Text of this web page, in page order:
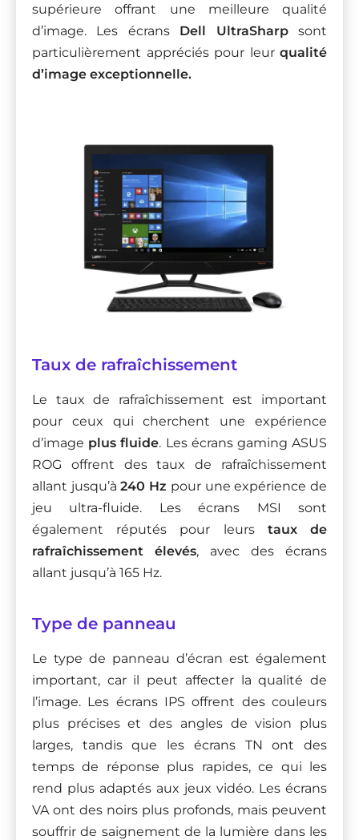
supérieure offrant une meilleure qualité
d’image. Les écrans Dell UltraSharpsont
particulièrement appréciés pour leur qualité
d’image exceptionnelle.
Taux de rafraîchissement
Le taux de rafraîchissement est important
pour ceux qui cherchent une expérience
d’image plus fluide. Les écrans gaming ASUS
ROG offrent des taux de rafraîchissement
allant jusqu’à240 Hz pour une expérience de
jeu ultra-fluide. Les écrans MSI sont
également réputés pour leurs taux de
rafraîchissement élevés, avec des écrans
allant jusqu’à 165 Hz.
Type de panneau
Le type de panneau d’écran est également
important, car il peut affecter la qualité de
l’image. Les écrans IPS offrent des couleurs
plus précises et des angles de vision plus
larges, tandis que les écrans TN ont des
temps de réponse plus rapides, ce qui les
rend plus adaptés aux jeux vidéo. Les écrans
VA ont des noirs plus profonds, mais peuvent
souffrir de saignement de la lumière dans les